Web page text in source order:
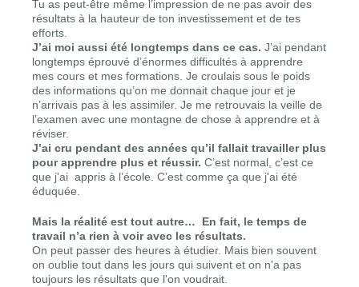
Tu as peut-être même l’impression de ne pas avoir des
résultats à la hauteur de ton investissement et de tes
efforts.
J’ai moi aussi été longtemps dans ce cas. J’ai pendant
longtemps éprouvé d’énormes difficultés à apprendre
mes cours et mes formations. Je croulais sous le poids
des informations qu’on me donnait chaque jour et je
n’arrivais pas à les assimiler. Je me retrouvais la veille de
l’examen avec une montagne de chose à apprendre et à
réviser.
J’ai cru pendant des années qu’il fallait travailler plus
pour apprendre plus et réussir. C’est normal, c’est ce
que j'ai appris à l’école. C’est comme ça que j'ai été
éduquée.
Mais la réalité est tout autre… En fait, le temps de
travail n’a rien à voir avec les résultats.
On peut passer des heures à étudier. Mais bien souvent
on oublie tout dans les jours qui suivent et on n'a pas
toujours les résultats que l'on voudrait.